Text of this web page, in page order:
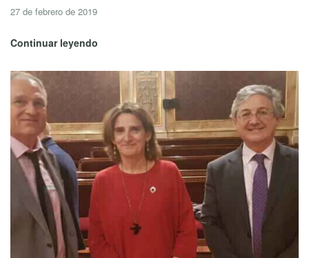
27 de febrero de 2019
Continuar leyendo